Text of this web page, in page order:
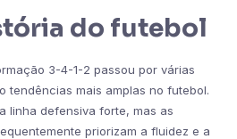
do futebol
3-4-1-2 passou por várias
tendências mais amplas no futebol.
linha defensiva forte, mas as
priorizam a fluidez e a